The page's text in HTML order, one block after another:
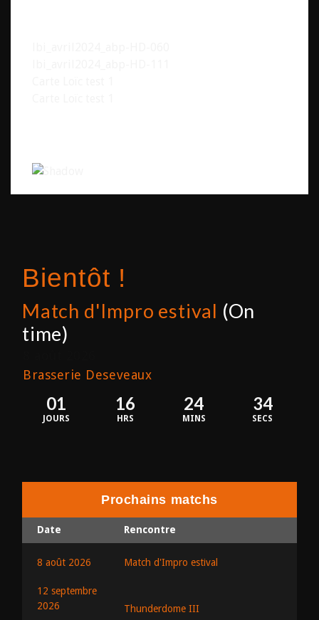
Bientôt !
Match d'Impro estival (On
time)
Brasserie Deseveaux
01
JOURS
16
HRS
24
MINS
34
SECS
Prochains matchs
Date Rencontre
8 août 2026 Match d'Impro estival
12 septembre
2026
Thunderdome III